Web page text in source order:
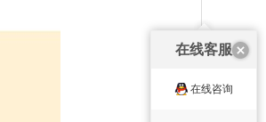
在线客服
在线咨询